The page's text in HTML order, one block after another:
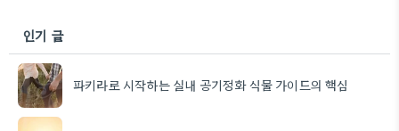
인기 글
파키라로 시작하는 실내 공기정화 식물 가이드의 핵심